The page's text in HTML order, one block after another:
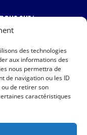
des technologies
aux informations des
nous permettra de
de navigation ou les ID
ou de retirer son
caractéristiques
sur :